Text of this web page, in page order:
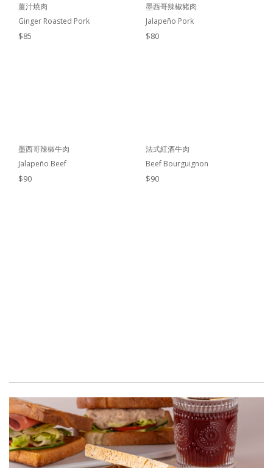
薑汁燒肉
Ginger Roasted Pork
$85
墨西哥辣椒豬肉
Jalapeño Pork
$80
墨西哥辣椒牛肉
Jalapeño Beef
$90
法式紅酒牛肉
Beef Bourguignon
$90